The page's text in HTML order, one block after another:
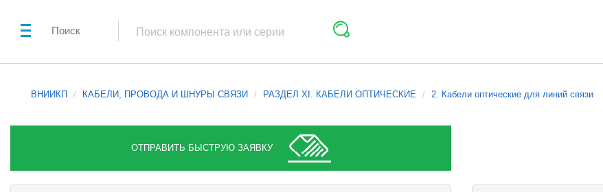
Поиск
ВНИИКП КАБЕЛИ, ПРОВОДА И ШНУРЫ СВЯЗИ РАЗДЕЛ XI. КАБЕЛИ ОПТИЧЕСКИЕ 2. Кабели оптические для линий связи
ОТПРАВИТЬ БЫСТРУЮ ЗАЯВКУ